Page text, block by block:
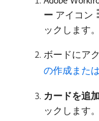
ー アイコン
ックします。
ボードにア
の作成また
カードを追
ックします。